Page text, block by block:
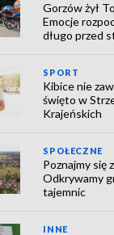
Gorzów żył
Emocje
długo przed
SPORT
Kibice nie
święto w
Krajeńskich
SPOŁECZNE
Poznajmy się
Odkrywamy
tajemnic
INNE